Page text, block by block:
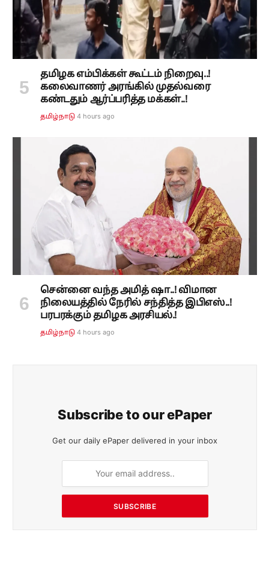
தமிழக எம்பிக்கள் கூட்டம் நிறைவு..!
கலைவாணர் அரங்கில் முதல்வரை
கண்டதும் ஆர்ப்பரித்த மக்கள்..!
தமிழ்நாடு 4 hours ago
சென்னை வந்த அமித் ஷா..! விமான
நிலையத்தில் நேரில் சந்தித்த இபிஎஸ்..!
பரபரக்கும் தமிழக அரசியல்.!
தமிழ்நாடு 4 hours ago
Subscribe to our ePaper
Get our daily ePaper delivered in your inbox
SUBSCRIBE